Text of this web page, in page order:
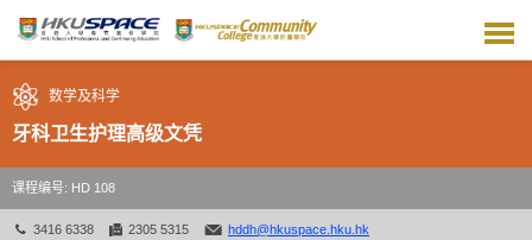
主
内
容
数学及科学
牙科卫生护理高级文凭
课程编号: HD 108
3416 6338 2305 5315 hddh@hkuspace.hku.hk